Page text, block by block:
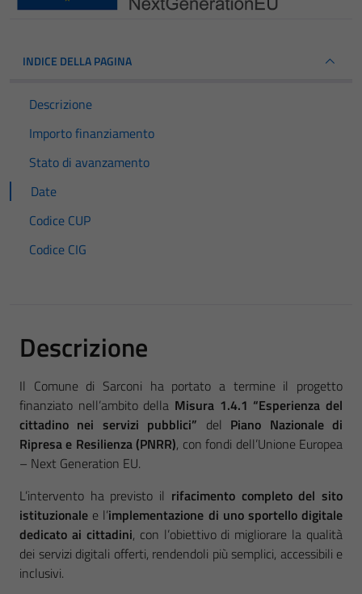
INDICE DELLA PAGINA
Descrizione
Importo finanziamento
Stato di avanzamento
Date
Codice CUP
Codice CIG
Descrizione
Il Comune di Sarconi ha portato a termine il progetto
finanziato nell’ambito della Misura 1.4.1 “Esperienza del
cittadino nei servizi pubblici” del Piano Nazionale di
Ripresa e Resilienza (PNRR), con fondi dell’Unione Europea
– Next Generation EU.
L’intervento ha previsto il rifacimento completo del sito
istituzionale e l’implementazione di uno sportello digitale
dedicato ai cittadini, con l’obiettivo di migliorare la qualità
dei servizi digitali offerti, rendendoli più semplici, accessibili e
inclusivi.